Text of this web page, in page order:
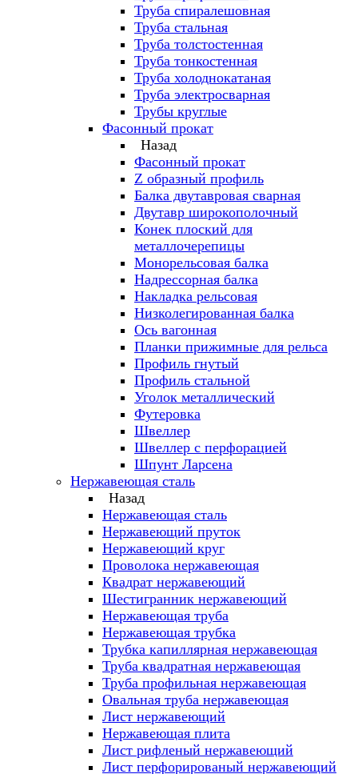
Труба спиралешовная
Труба стальная
Труба толстостенная
Труба тонкостенная
Труба холоднокатаная
Труба электросварная
Трубы круглые
Фасонный прокат
Назад
Фасонный прокат
Z образный профиль
Балка двутавровая сварная
Двутавр широкополочный
Конек плоский для
металлочерепицы
Монорельсовая балка
Надрессорная балка
Накладка рельсовая
Низколегированная балка
Ось вагонная
Планки прижимные для рельса
Профиль гнутый
Профиль стальной
Уголок металлический
Футеровка
Швеллер
Швеллер с перфорацией
Шпунт Ларсена
Нержавеющая сталь
Назад
Нержавеющая сталь
Нержавеющий пруток
Нержавеющий круг
Проволока нержавеющая
Квадрат нержавеющий
Шестигранник нержавеющий
Нержавеющая труба
Нержавеющая трубка
Трубка капиллярная нержавеющая
Труба квадратная нержавеющая
Труба профильная нержавеющая
Овальная труба нержавеющая
Лист нержавеющий
Нержавеющая плита
Лист рифленый нержавеющий
Лист перфорированый нержавеющий